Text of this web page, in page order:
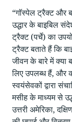
“गॉस्पेल ट्रैक्ट और
उद्धार के बाइबिल
ट्रैक्ट (पर्चे) का
ट्रैक्ट बताते हैं कि
जीवन के बारे में क्या
लिए उपलब्ध हैं, और
स्वयंसेवकों द्वारा
मसीह के माध्यम से
उत्तरी अमेरिका,